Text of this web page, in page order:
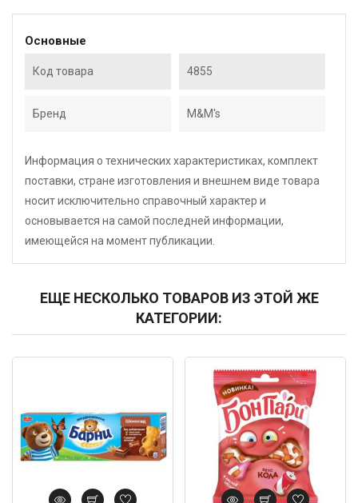
Основные
Код товара 4855
Бренд M&M's
Информация о технических характеристиках, комплект
поставки, стране изготовления и внешнем виде товара
носит исключительно справочный характер и
основывается на самой последней информации,
имеющейся на момент публикации.
ЕЩЕ НЕСКОЛЬКО ТОВАРОВ ИЗ ЭТОЙ ЖЕ
КАТЕГОРИИ:
Код: 2470